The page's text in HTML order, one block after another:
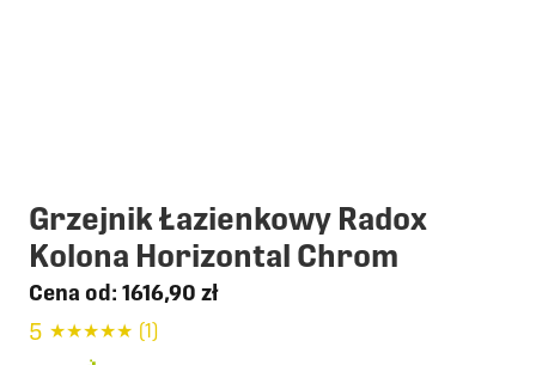
Grzejnik Łazienkowy Radox
Kolona Horizontal Chrom
Cena od: 1616,90 zł
5 ★★★★★ (1)